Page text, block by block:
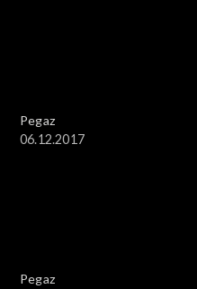
Pegaz
06.12.2017
Pegaz